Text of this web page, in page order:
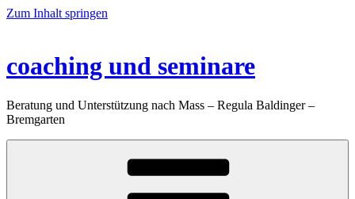
Zum Inhalt springen
coaching und seminare
Beratung und Unterstützung nach Mass – Regula Baldinger –
Bremgarten